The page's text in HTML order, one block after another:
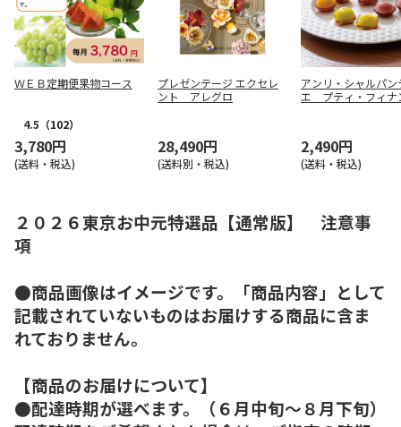
ＷＥＢ定期便果物コース
4.5 （102）
3,780円
(送料・税込)
プレゼンテージ エクセレ
ント アレグロ
28,490円
(送料別・税込)
アンリ・シャルパン
エ プティ・フィナ
2,490円
(送料・税込)
２０２６東京お中元特選品【通常版】 注意事
項
●商品画像はイメージです。「商品内容」として
記載されていないものはお届けする商品に含ま
れておりません。
【商品のお届けについて】
●配達時期が選べます。（６月中旬～８月下旬）